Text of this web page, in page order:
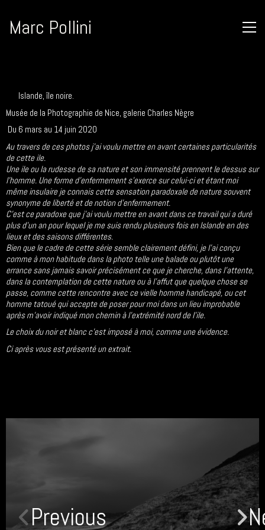
Marc Pollini
Islande, île noire.
Musée de la Photographie de Nice, galerie Charles Nègre
Du 6 mars au 14 juin 2020
Au travers de ces photos j’ai voulu mettre en avant certaines particularités
de cette ile.
Une ile ou la rudesse de sa nature et son immensité prennent le dessus sur
l’homme. Une forme d’enfermement s’exerce sur celui-ci et étant moi
même insulaire je connais cette sensation paradoxale de nature souvent
synonyme de liberté et de notion d’enfermement.
C’est ce paradoxe que j’ai voulu mettre en avant dans ce travail qui a duré
plus d’un an pour lequel je me suis rendu plusieurs fois en Islande en des
lieux et des saisons différentes.
Bien que le cadre de cette série semble clairement défini, je l’ai conçu
comme à mon habitude dans la photo telle une balade ou plutôt une
errance sans jamais savoir précisément ce que je cherche, dans l’attente,
dans la contemplation de cette nature ou à l’affut que quelque chose se
passe, comme cette rencontre avec ce vielle homme handicapé, ou cet
homme tatoué qui accepte de poser pour moi dans un lieu improbable
après m’avoir indiqué mon chemin à l’extrémité nord de l’ile.
Le choix du noir et blanc c’est imposé à moi, comme une évidence.
Ci après vous est présenté un extrait.
Previous